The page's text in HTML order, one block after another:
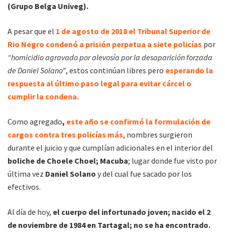
(Grupo Belga Univeg).
A pesar que el 1 de agosto de 2018 el Tribunal Superior de
Rio Negro condenó a prisión perpetua a siete policías por
“homicidio agravado por alevosía por la desaparición forzada
de Daniel Solano”, estos continúan libres pero esperando la
respuesta al último paso legal para evitar cárcel o
cumplir la condena.
Como agregado, este año se confirmó la formulación de
cargos contra tres policías más, nombres surgieron
durante el juicio y que cumplían adicionales en el interior del
boliche de Choele Choel; Macuba; lugar donde fue visto por
última vez Daniel Solano y del cual fue sacado por los
efectivos.
Al día de hoy, el cuerpo del infortunado joven; nacido el 2
de noviembre de 1984 en Tartagal; no se ha encontrado.